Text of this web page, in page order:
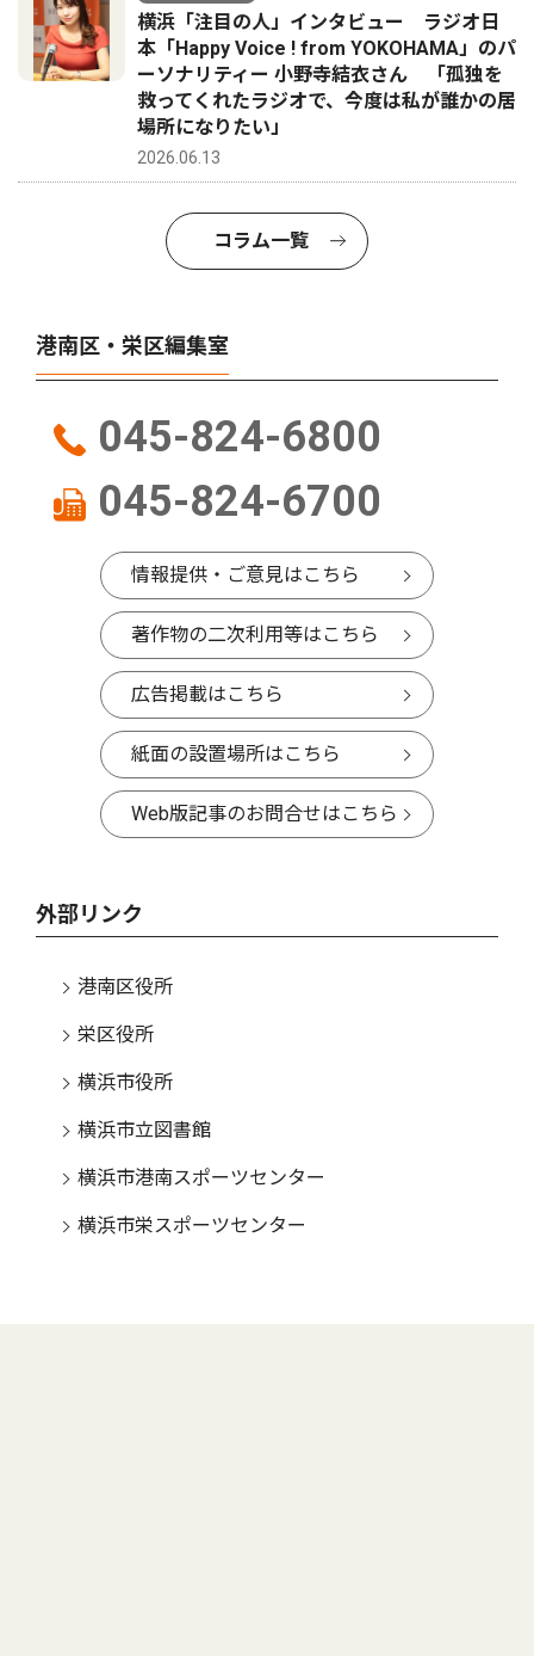
横浜「注目の人」インタビュー ラジオ日
本「Happy Voice ! from YOKOHAMA」のパ
ーソナリティー 小野寺結衣さん 「孤独を
救ってくれたラジオで、今度は私が誰かの居
場所になりたい」
2026.06.13
コラム一覧
港南区・栄区編集室
045-824-6800
045-824-6700
情報提供・ご意見はこちら
著作物の二次利用等はこちら
広告掲載はこちら
紙面の設置場所はこちら
Web版記事のお問合せはこちら
外部リンク
港南区役所
栄区役所
横浜市役所
横浜市立図書館
横浜市港南スポーツセンター
横浜市栄スポーツセンター